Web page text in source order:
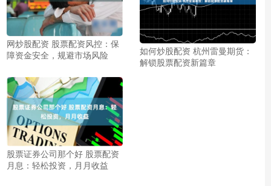
网炒股配资 股票配资风控：保
障资金安全，规避市场风险
如何炒股配资 杭州雷曼期货：
解锁股票配资新篇章
股票证券公司那个好 股票配资
月息：轻松投资，月月收益